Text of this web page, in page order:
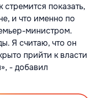
показать,
и что именно по
министром.
Я считаю, что он
прийти к власти
- добавил